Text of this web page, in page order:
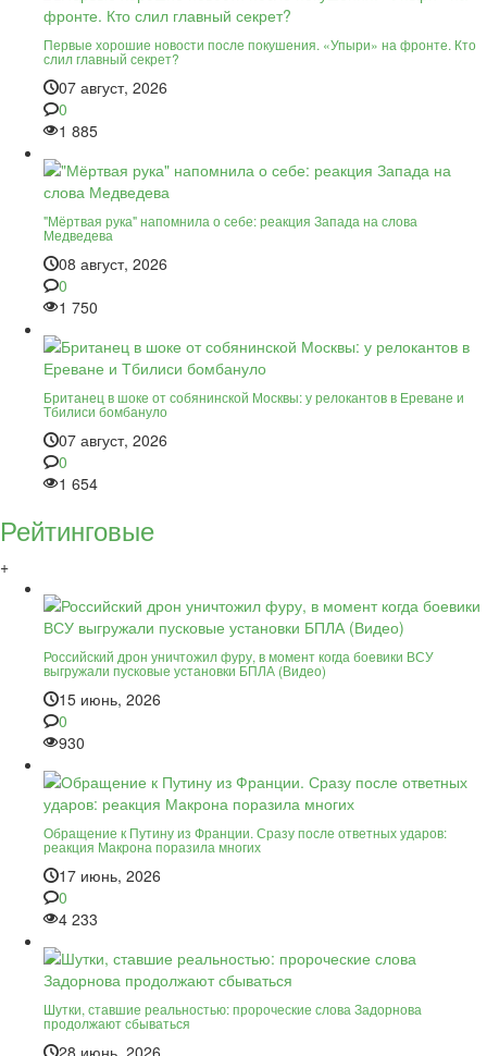
Первые хорошие новости после покушения. «Упыри» на фронте. Кто
слил главный секрет?
07 август, 2026
0
1 885
"Мёртвая рука" напомнила о себе: реакция Запада на слова
Медведева
08 август, 2026
0
1 750
Британец в шоке от собянинской Москвы: у релокантов в Ереване и
Тбилиси бомбануло
07 август, 2026
0
1 654
Рейтинговые
+
Российский дрон уничтожил фуру, в момент когда боевики ВСУ
выгружали пусковые установки БПЛА (Видео)
15 июнь, 2026
0
930
Обращение к Путину из Франции. Сразу после ответных ударов:
реакция Макрона поразила многих
17 июнь, 2026
0
4 233
Шутки, ставшие реальностью: пророческие слова Задорнова
продолжают сбываться